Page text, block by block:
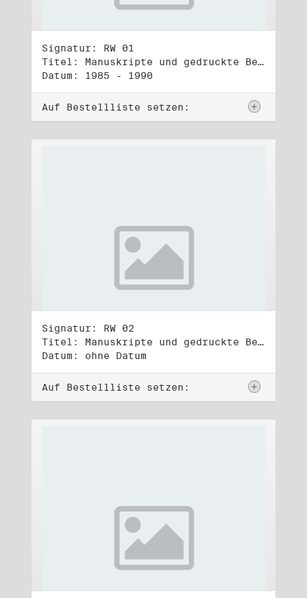
Signatur: RW 01
Titel: Manuskripte und gedruckte Belege (1)
Datum: 1985 - 1990
Auf Bestellliste setzen:
Signatur: RW 02
Titel: Manuskripte und gedruckte Belege (2)
Datum: ohne Datum
Auf Bestellliste setzen: